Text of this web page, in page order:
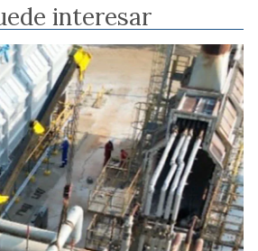
interesar